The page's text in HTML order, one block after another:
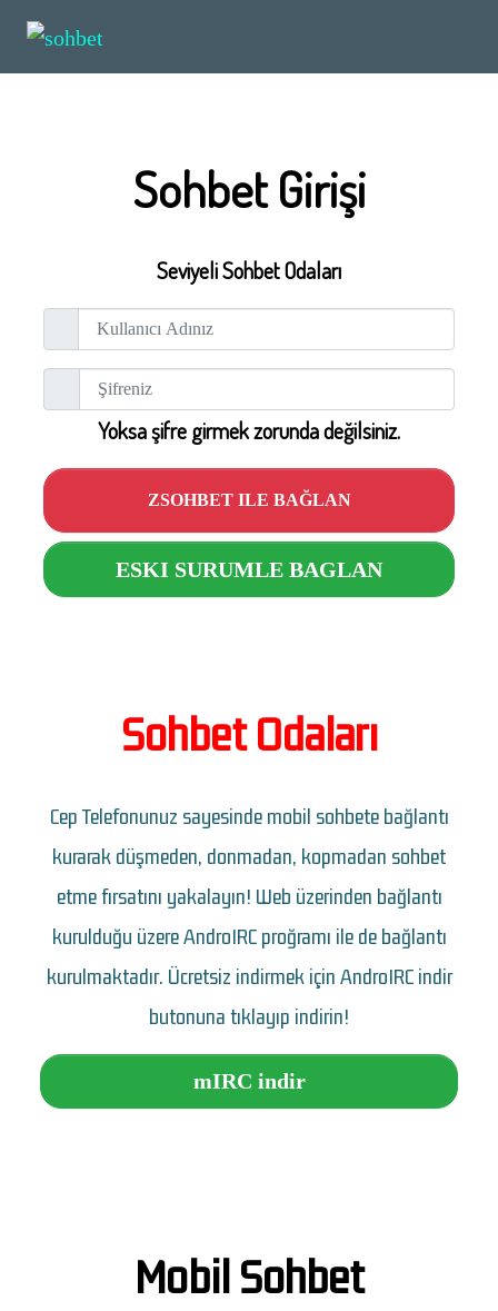
Sohbet Girişi
Seviyeli Sohbet Odaları
Yoksa şifre girmek zorunda değilsiniz.
ZSOHBET ILE BAĞLAN
ESKI SURUMLE BAGLAN
Sohbet Odaları
Cep Telefonunuz sayesinde mobil sohbete bağlantı
kurarak düşmeden, donmadan, kopmadan sohbet
etme fırsatını yakalayın! Web üzerinden bağlantı
kurulduğu üzere AndroIRC proğramı ile de bağlantı
kurulmaktadır. Ücretsiz indirmek için AndroIRC indir
butonuna tıklayıp indirin!
mIRC indir
Mobil Sohbet